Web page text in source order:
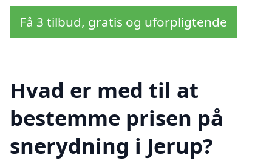
Få 3 tilbud, gratis og uforpligtende
Hvad er med til at
bestemme prisen på
snerydning i Jerup?